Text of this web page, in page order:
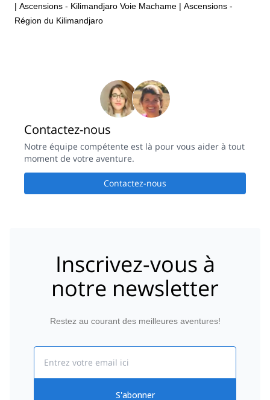
| Ascensions - Kilimandjaro Voie Machame | Ascensions -
Région du Kilimandjaro
Contactez-nous
Notre équipe compétente est là pour vous aider à tout
moment de votre aventure.
Contactez-nous
Inscrivez-vous à
notre newsletter
Restez au courant des meilleures aventures!
S'abonner